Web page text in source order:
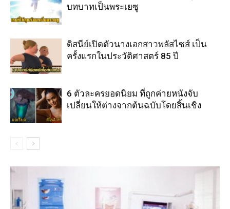
บทบาทเป็นพระเยซู
ดิสนีย์เปิดตัวนางเอกสาวพลัสไซส์ เป็น
ครั้งแรกในประวัติศาสตร์ 85 ปี
6 ตัวละครยอดนิยม ที่ถูกค่ายหนังจับ
เปลี่ยนให้ต่างจากต้นฉบับโดยสิ้นเชิง